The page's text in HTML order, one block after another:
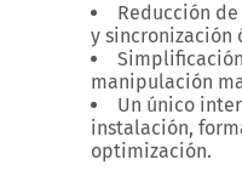
Reducción
y sincronización
manipulación
Un único
instalación,
optimización.